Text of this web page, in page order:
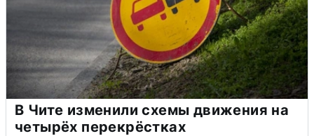
В Чите изменили схемы движения на
четырёх перекрёстках